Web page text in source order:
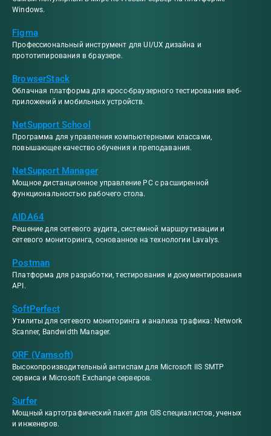
Windows.
Figma
Профессиональный инструмент для UI/UX дизайна и
прототипирования в браузере.
BrowserStack
Облачная платформа для кросс-браузерного тестирования веб-
приложений и мобильных устройств.
NetSupport School
Программа для управления компьютерными классами,
повышающее качество обучения и преподавания.
NetSupport Manager
Мощное дистанционное управление PC с расширенной
функциональностью рабочего стола.
AIDA64
Решение для сетевого аудита, системной маршрутизации и
сетевого мониторинга, основанное на технологии Lavalys.
Postman
Платформа для разработки, тестирования и документирования
API.
SoftPerfect
Утилиты для сетевого мониторинга и анализа трафика: Network
Scanner, Bandwidth Manager.
ORF (Vamsoft)
Высокопроизводительный антиспам для Microsoft IIS SMTP
сервиса и Microsoft Exchange серверов.
Surfer
Мощный картографический пакет для GIS специалистов, ученых
и инженеров.